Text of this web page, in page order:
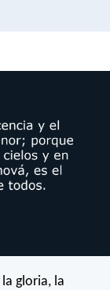
la gloria, la